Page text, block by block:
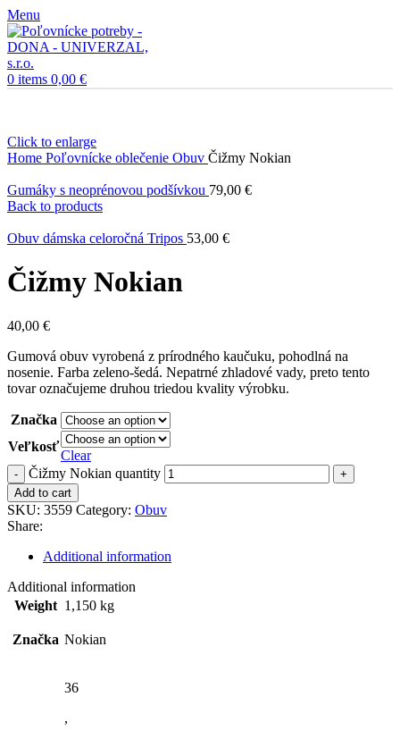
Menu
0 items 0,00 €
Click to enlarge
Home Poľovnícke oblečenie Obuv Čižmy Nokian
Gumáky s neoprénovou podšívkou 79,00 €
Back to products
Obuv dámska celoročná Tripos 53,00 €
Čižmy Nokian
40,00 €
Gumová obuv vyrobená z prírodného kaučuku, pohodlná na
nosenie. Farba zeleno-šedá. Nepatrné zhladové vady, preto tento
tovar označujeme druhou triedou kvality výrobku.
Značka
Veľkosť
Clear
Čižmy Nokian quantity
Add to cart
SKU: 3559 Category: Obuv
Share:
Additional information
Additional information
Weight 1,150 kg
Značka Nokian
36
,